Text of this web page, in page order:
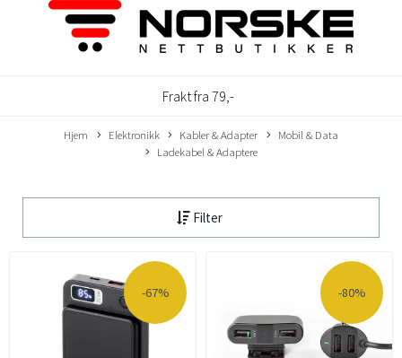
Frakt fra 79,-
Hjem Elektronikk Kabler & Adapter
Mobil & Data
Ladekabel & Adaptere
Filter
-67% -80%